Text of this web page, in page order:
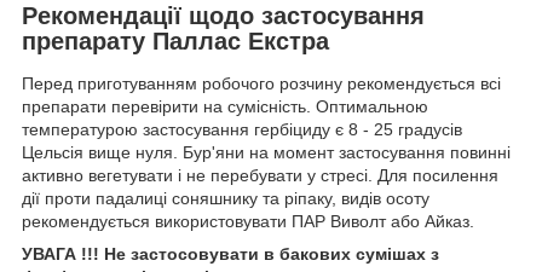
Рекомендації щодо застосування
препарату Паллас Екстра
Перед приготуванням робочого розчину рекомендується всі
препарати перевірити на сумісність. Оптимальною
температурою застосування гербіциду є 8 - 25 градусів
Цельсія вище нуля. Бур'яни на момент застосування повинні
активно вегетувати і не перебувати у стресі. Для посилення
дії проти падалиці соняшнику та ріпаку, видів осоту
рекомендується використовувати ПАР Виволт або Айказ.
УВАГА !!! Не застосовувати в бакових сумішах з